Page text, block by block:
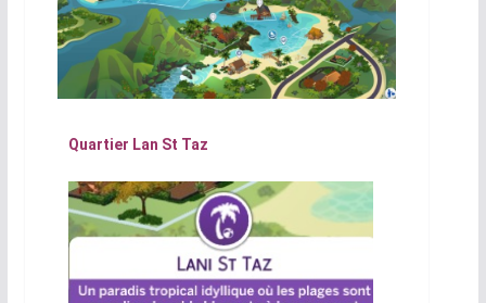
Quartier Lan St Taz